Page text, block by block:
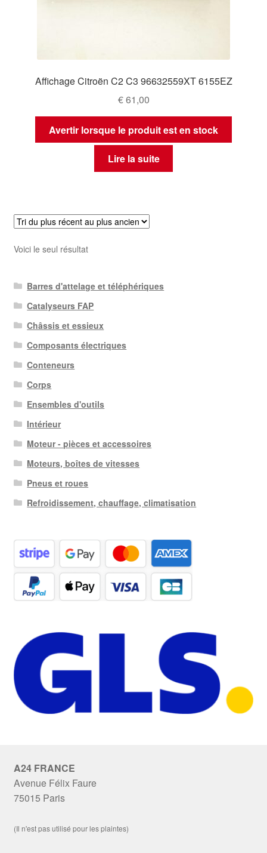
Affichage Citroën C2 C3 96632559XT 6155EZ
€61,00
Avertir lorsque le produit est en stock
Lire la suite
Voici le seul résultat
Barres d'attelage et téléphériques
Catalyseurs FAP
Châssis et essieux
Composants électriques
Conteneurs
Corps
Ensembles d'outils
Intérieur
Moteur - pièces et accessoires
Moteurs, boîtes de vitesses
Pneus et roues
Refroidissement, chauffage, climatisation
A24 FRANCE
Avenue Félix Faure
75015 Paris
(Il n'est pas utilisé pour les plaintes)